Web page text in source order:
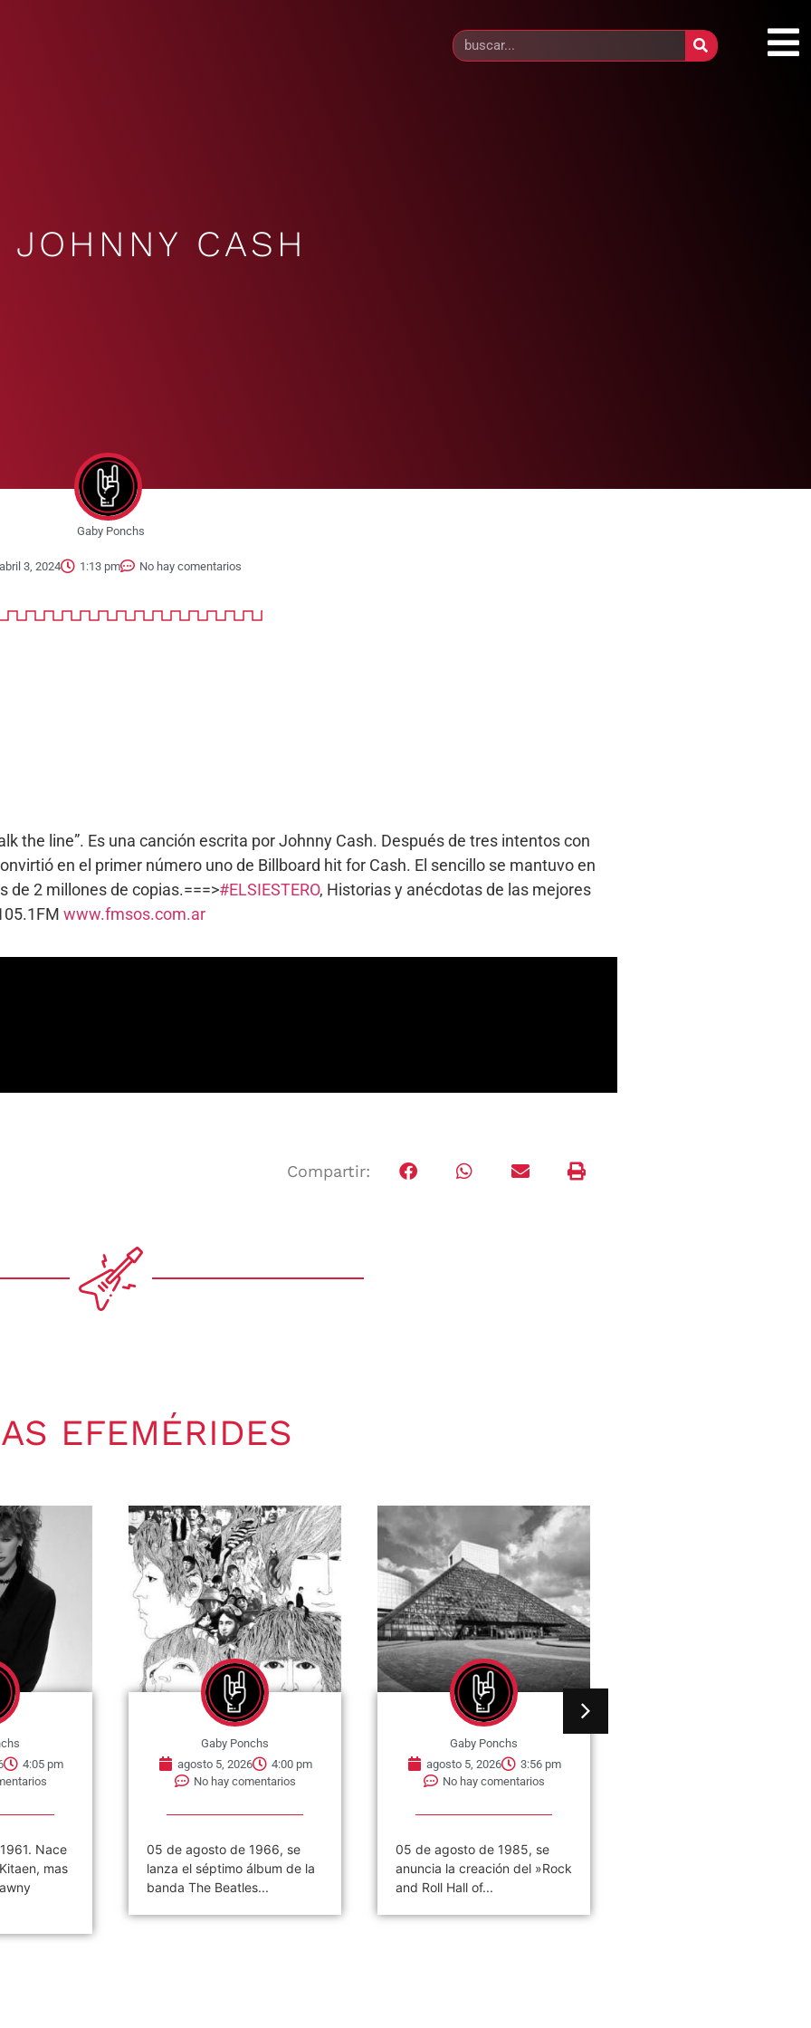
JOHNNY CASH
Gaby Ponchs
3, 2024 1:13 pm No hay comentarios
the line”. Es una canción escrita por Johnny Cash. Después de tres intentos con
en el primer número uno de Billboard hit for Cash. El sencillo se mantuvo en
de 2 millones de copias.===>#ELSIESTERO, Historias y anécdotas de las mejores
www.fmsos.com.ar
Compartir:
EFEMÉRIDES
4:05 pm
Nace
mas
Gaby Ponchs
agosto 5, 2026
4:00 pm
No hay comentarios
05 de agosto de 1966, se
lanza el séptimo álbum de la
banda The Beatles...
Gaby Ponchs
agosto 5, 2026
3:56 pm
No hay comentarios
05 de agosto de 1985, se
anuncia la creación del »Rock
and Roll Hall of...